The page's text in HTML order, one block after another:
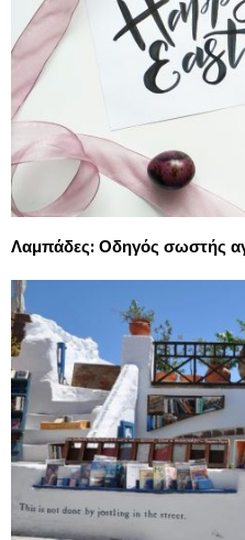
Λαμπάδες: Οδηγός σωστής